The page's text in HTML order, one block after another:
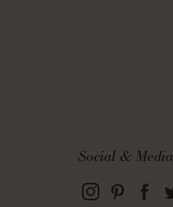
Social & Media